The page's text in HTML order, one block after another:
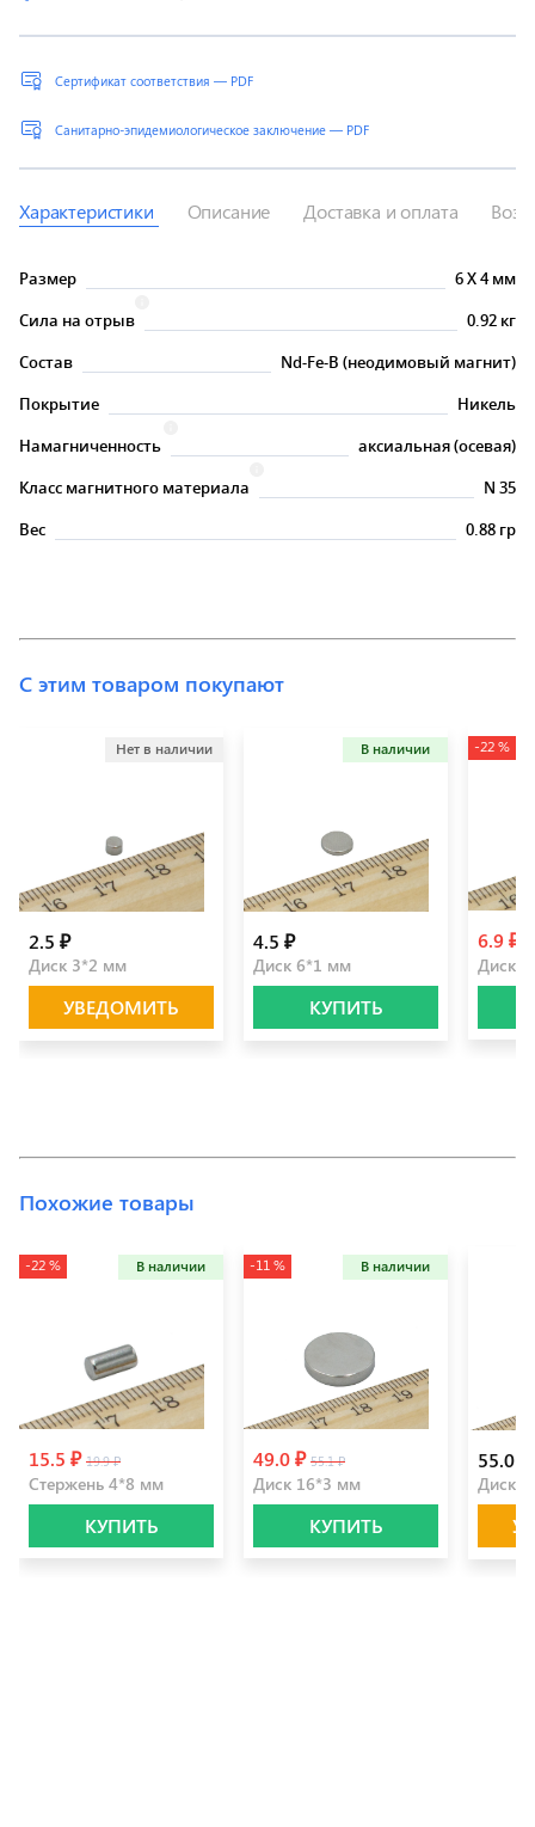
Сертификат соответствия — PDF
Санитарно-эпидемиологическое заключение — PDF
Характеристики Описание Доставка и оплата
Размер 6X4 мм
Сила на отрыв
0.92 кг
Состав
Nd-Fe-B (неодимовый магнит)
Покрытие
Никель
Намагниченность
аксиальная (осевая)
Класс магнитного материала
N 35
Вес
0.88 гр
С этим товаром покупают
Нет в наличии
2.5 ₽
Диск 3*2 мм
УВЕДОМИТЬ
В наличии
4.5 ₽
Диск 6*1 мм
КУПИТЬ
-22 %
6.9 ₽
Диск
Похожие товары
-22 % В наличии
15.5 ₽ 19.9 ₽
Стержень 4*8 мм
КУПИТЬ
-11 % В наличии
49.0 ₽ 55.1 ₽
Диск 16*3 мм
КУПИТЬ
55.0 ₽
Диск